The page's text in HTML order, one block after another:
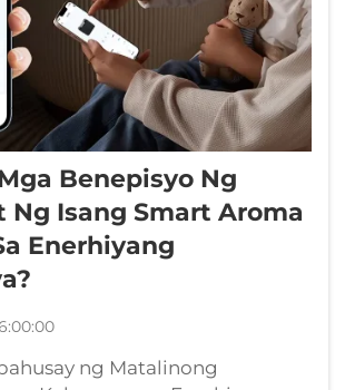
Benepisyo Ng
Ng Isang Smart Aroma
Enerhiyang
ng Matalinong